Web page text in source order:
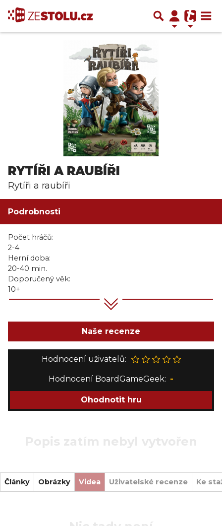
RYTÍŘI A RAUBÍŘI
Rytíři a raubíři
Podrobnosti
Počet hráčů:
2-4
Herní doba:
20-40 min.
Doporučený věk:
10+
Naše recenze
Hodnocení uživatelů:
Hodnocení BoardGameGeek: -
Ohodnotit hru
Články Obrázky Videa Uživatelské recenze Ke